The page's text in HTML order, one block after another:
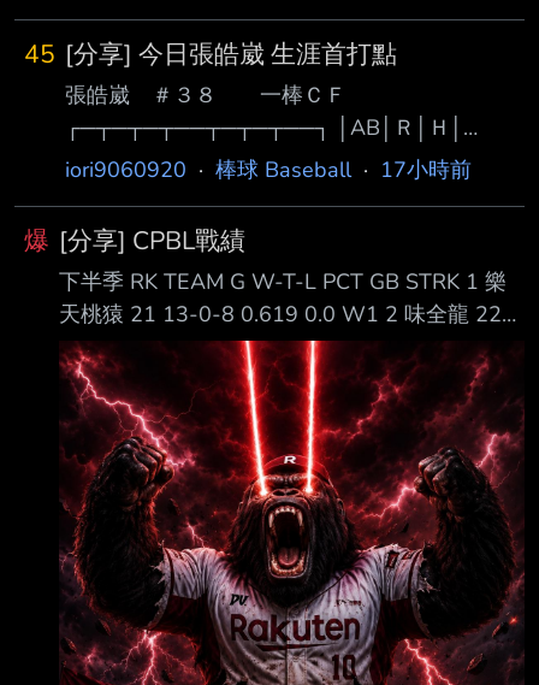
上時1 :0 : 勝 08/05 吱4 : 3邦 死壘上時2 :3 : 勝
08/06 吱8 : 3邦 死壘上時0 :0 和8 :2 : 勝 08/07
吱4 : 1爪 死壘上時0 :1 : 勝 08/30 吱7 : 4喵 死
壘上時3 :3 : 勝
45 [分享] 今日張皓崴 生涯首打點
張皓崴 ＃３８ 一棒ＣＦ
┌─┬─┬─┬──┬─┬─┬──┐ │AB│Ｒ│Ｈ│
RBI│BB│SO│ AVG│
│１│.359│ └─┴─┴─┴──┴─┴─┴──┘ 第一打
席 一上 右邊穿越安打(R) 第二打席 二上 中間落
地安打(1RBI) 第三打席 四上 二滾雙殺 第四打席
七上 游滾 第五打席 九上 左飛 今天喵以豪張皓
崴 換打開路先鋒第一棒 首棒打者就先敲出安打
也延續自己連續15場安打、16場上壘的紀錄 後
面也靠著四爺的三壘安打跑回本
iori9060920 · 棒球 Baseball· 17小時前
爆 [分享] CPBL戰績
下半季 RK TEAM G W-T-L PCT GB STRK 1 樂
天桃猿 21 13-0-8 0.619 0.0 W1 2 味全龍 22
12-0-10 0.545 1.5 L2 5 中信兄弟 21 9-0-12
0.429 4.0 W1 6 富邦悍將 21 8-0-13 0.381 5.0
L1 G247 中信兄弟 5:2 台鋼雄鷹 G248 樂天桃猿
3:1 味全龍 G249 統一獅 4:0 富邦悍將 全年度
RK TEAM G W-T-L PCT GB 1 味全龍 82 51-0-
31 0.62